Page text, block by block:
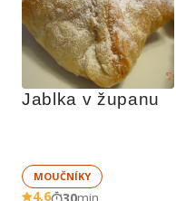
Jablka v županu
MOUČNÍKY
4,6